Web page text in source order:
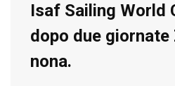
Isaf Sailing World
dopo due giornate
nona.